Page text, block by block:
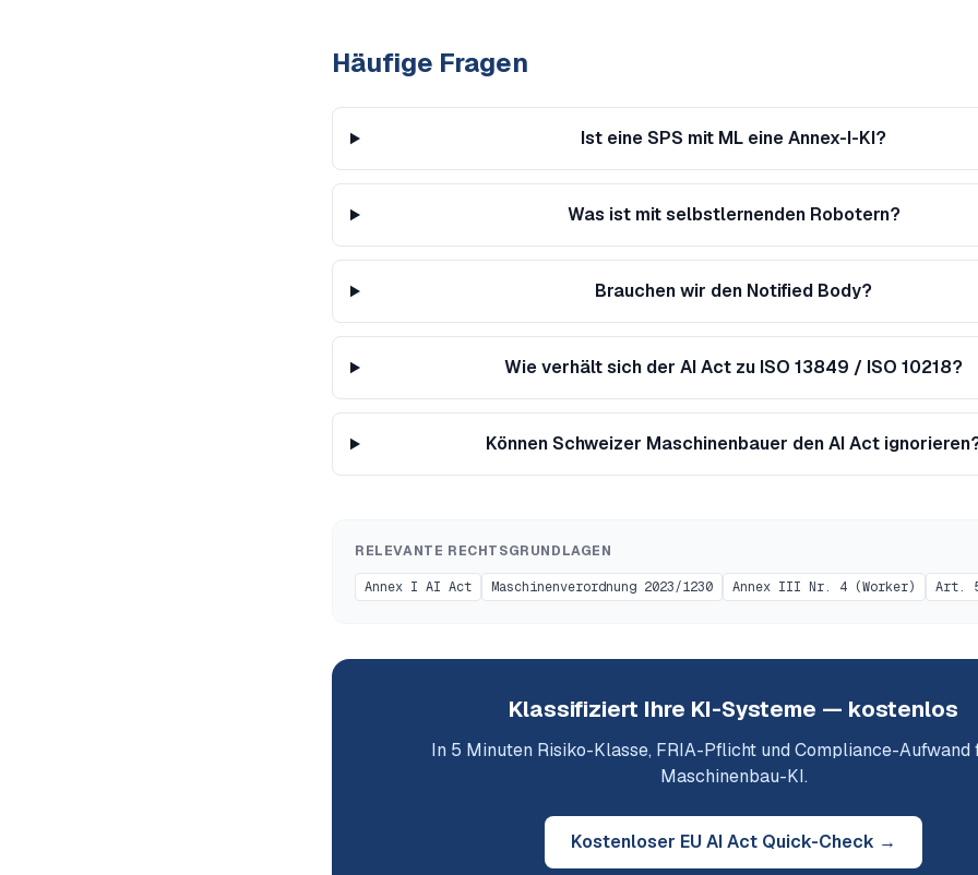
Häufige Fragen
Ist eine SPS mit ML eine Annex-I-KI?
Was ist mit selbstlernenden Robotern?
Brauchen wir den Notified Body?
Wie verhält sich der AI Act zu ISO 13849 / ISO 10218?
Können Schweizer Maschinenbauer den AI Act
RELEVANTE RECHTSGRUNDLAGEN
Annex I AI Act Maschinenverordnung 2023/1230 Annex III Nr. 4 (Worker) Art.
Klassifiziert Ihre KI-Systeme — kostenlos
In 5 Minuten Risiko-Klasse, FRIA-Pflicht und Compliance-Aufwand
Maschinenbau-KI.
Kostenloser EU AI Act Quick-Check →